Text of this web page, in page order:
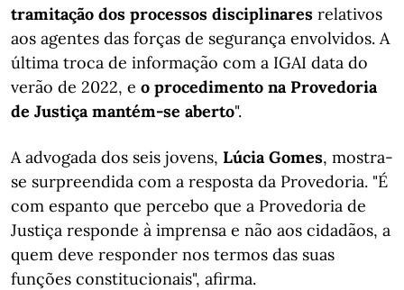
tramitação dos processos disciplinares relativos
aos agentes das forças de segurança envolvidos. A
última troca de informação com a IGAI data do
verão de 2022, e o procedimento na Provedoria
de Justiça mantém-se aberto".
A advogada dos seis jovens, Lúcia Gomes, mostra-
se surpreendida com a resposta da Provedoria. "É
com espanto que percebo que a Provedoria de
Justiça responde à imprensa e não aos cidadãos, a
quem deve responder nos termos das suas
funções constitucionais", afirma.